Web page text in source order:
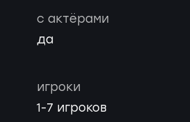
с актёрами
да
игроки
1-7 игроков